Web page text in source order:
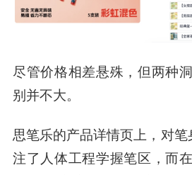
尽管价格相差悬殊，但两种
别并不大。
思笔乐的产品详情页上，对笔
注了人体工程学握笔区，而